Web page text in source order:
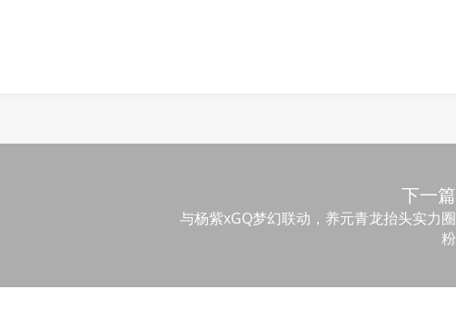
下一篇
与杨紫xGQ梦幻联动，养元青龙抬头实力圈
粉